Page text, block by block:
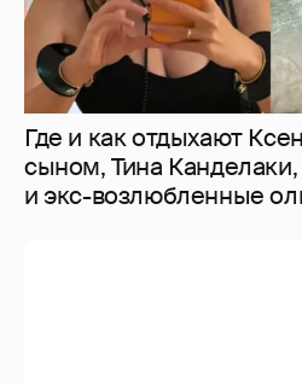
Где и как отдыхают
сыном, Тина
и экс-возлюбленные